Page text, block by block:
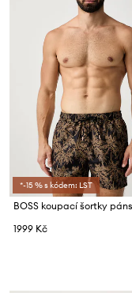
*-15 % s kódem: LST
1999 Kč